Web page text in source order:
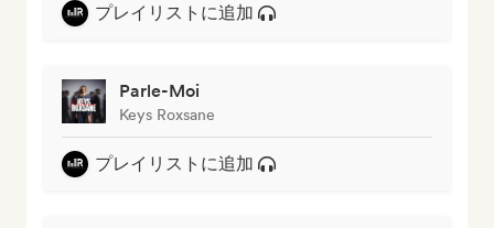
プレイリストに追加
Parle-Moi
Keys Roxsane
プレイリストに追加